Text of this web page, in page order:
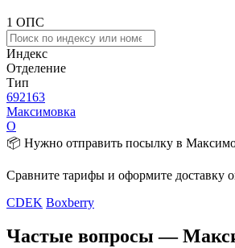
1 ОПС
Индекс
Отделение
Тип
692163
Максимовка
О
📦 Нужно отправить посылку в
Сравните тарифы и оформите доставку
CDEK Boxberry
Частые вопросы —